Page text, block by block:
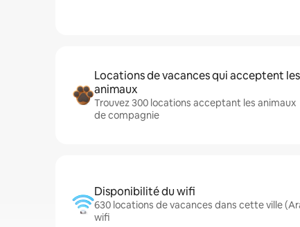
Locations de vacances qui acceptent les
animaux
Trouvez 300 locations acceptant les animaux
de compagnie
Disponibilité du wifi
630 locations de vacances dans cette ville
wifi